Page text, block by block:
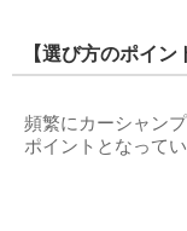
【選び方のポイ
頻繁にカーシャン
ポイントとなってい